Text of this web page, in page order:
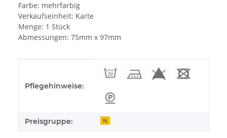
Farbe: mehrfarbig
Verkaufseinheit: Karte
Menge: 1 Stück
Abmessungen: 75mm x 97mm
Pflegehinweise:
Preisgruppe: N